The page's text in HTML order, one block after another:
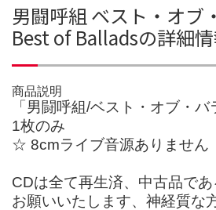
男闘呼組 ベスト・オブ
Best of Balladsの詳細
商品説明
「男闘呼組/ベスト・オブ・バ
1枚のみ
☆ 8cmライブ音源ありません
CDは全て再生済、中古品で
お願いいたします、神経質な